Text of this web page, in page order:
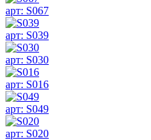
арт: S067
арт: S039
арт: S030
арт: S016
арт: S049
арт: S020